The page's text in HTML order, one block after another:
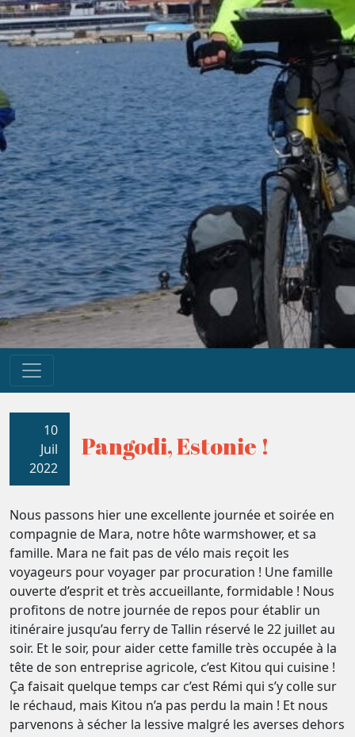
10
Juil
2022
Pangodi, Estonie !
Nous passons hier une excellente journée et soirée en
compagnie de Mara, notre hôte warmshower, et sa
famille. Mara ne fait pas de vélo mais reçoit les
voyageurs pour voyager par procuration ! Une famille
ouverte d’esprit et très accueillante, formidable ! Nous
profitons de notre journée de repos pour établir un
itinéraire jusqu’au ferry de Tallin réservé le 22 juillet au
soir. Et le soir, pour aider cette famille très occupée à la
tête de son entreprise agricole, c’est Kitou qui cuisine !
Ça faisait quelque temps car c’est Rémi qui s’y colle sur
le réchaud, mais Kitou n’a pas perdu la main ! Et nous
parvenons à sécher la lessive malgré les averses dehors